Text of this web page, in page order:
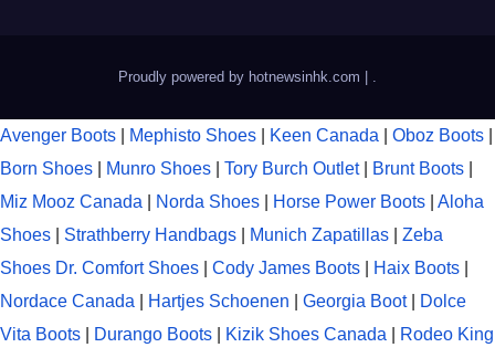
Proudly powered by hotnewsinhk.com |
Avenger Boots Mephisto Shoes Keen Canada Oboz Boots
Born Shoes
Munro Shoes Tory Burch Outlet Brunt Boots
Miz Mooz Canada
Norda Shoes Horse Power Boots
Aloha
Shoes
Strathberry Handbags Munich Zapatillas
Zeba
Shoes Dr. Comfort Shoes Cody James Boots Haix Boots
Nordace Canada
Hartjes Schoenen Georgia Boot|
Dolce
Vita Boots
Durango Boots Kizik Shoes Canada
Rodeo King